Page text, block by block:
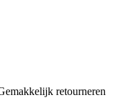
retourneren